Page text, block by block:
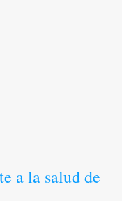
a la salud de